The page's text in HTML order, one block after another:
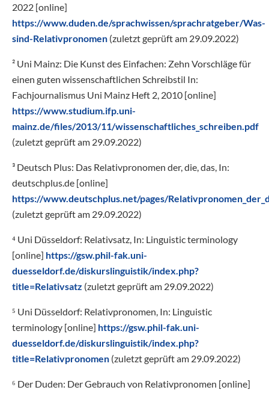
2022 [online]
https://www.duden.de/sprachwissen/sprachratgeber/Was-
sind-Relativpronomen (zuletzt geprüft am 29.09.2022)
² Uni Mainz: Die Kunst des Einfachen: Zehn Vorschläge für
einen guten wissenschaftlichen Schreibstil In:
Fachjournalismus Uni Mainz Heft 2, 2010 [online]
https://www.studium.ifp.uni-
mainz.de/files/2013/11/wissenschaftliches_schreiben.pdf
(zuletzt geprüft am 29.09.2022)
³ Deutsch Plus: Das Relativpronomen der, die, das, In:
deutschplus.de [online]
https://www.deutschplus.net/pages/
(zuletzt geprüft am 29.09.2022)
⁴ Uni Düsseldorf: Relativsatz, In: Linguistic terminology
[online] https://gsw.phil-fak.uni-
duesseldorf.de/diskurslinguistik/index.php?
title=Relativsatz (zuletzt geprüft am 29.09.2022)
⁵ Uni Düsseldorf: Relativpronomen, In: Linguistic
terminology [online] https://gsw.phil-fak.uni-
duesseldorf.de/diskurslinguistik/index.php?
title=Relativpronomen (zuletzt geprüft am 29.09.2022)
⁶ Der Duden: Der Gebrauch von Relativpronomen [online]